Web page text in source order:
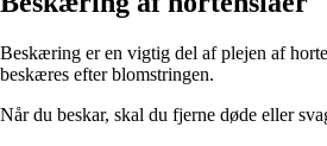
Beskæring er en vigtig del af plejen af
beskæres efter blomstringen.
Når du beskar, skal du fjerne døde eller